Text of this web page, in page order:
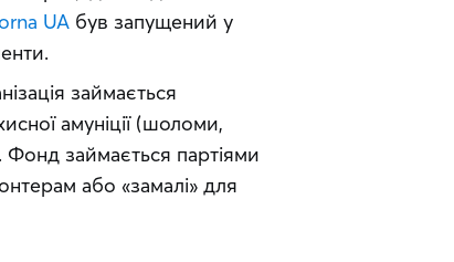
UA був запущений у
займається
амуніції (шоломи,
Фонд займається партіями
або «замалі» для